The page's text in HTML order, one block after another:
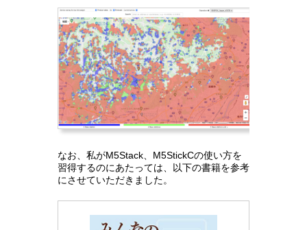
なお、私がM5Stack、M5StickCの使い方を
習得するのにあたっては、以下の書籍を参考
にさせていただきました。